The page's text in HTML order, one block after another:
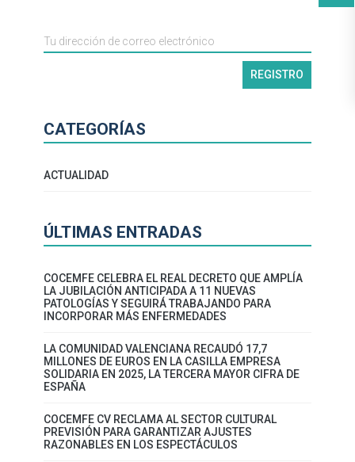
CATEGORÍAS
ACTUALIDAD
ÚLTIMAS ENTRADAS
COCEMFE CELEBRA EL REAL DECRETO QUE AMPLÍA
LA JUBILACIÓN ANTICIPADA A 11 NUEVAS
PATOLOGÍAS Y SEGUIRÁ TRABAJANDO PARA
INCORPORAR MÁS ENFERMEDADES
LA COMUNIDAD VALENCIANA RECAUDÓ 17,7
MILLONES DE EUROS EN LA CASILLA EMPRESA
SOLIDARIA EN 2025, LA TERCERA MAYOR CIFRA DE
ESPAÑA
COCEMFE CV RECLAMA AL SECTOR CULTURAL
PREVISIÓN PARA GARANTIZAR AJUSTES
RAZONABLES EN LOS ESPECTÁCULOS